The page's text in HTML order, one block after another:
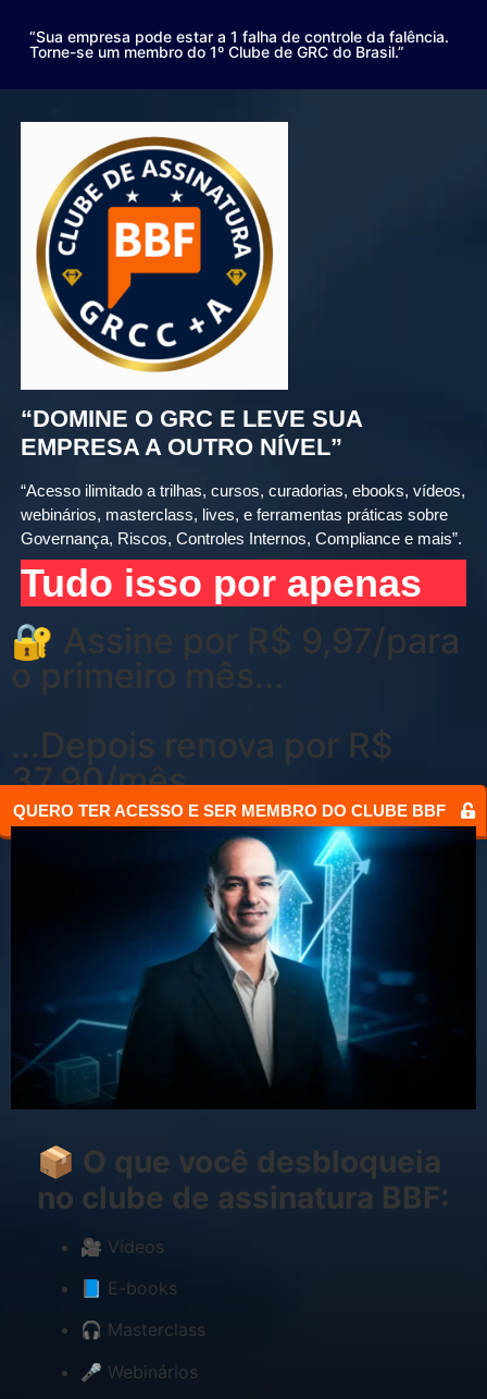
“Sua empresa pode estar a 1 falha de controle da falência.
Torne-se um membro do 1º Clube de GRC do Brasil.”
“DOMINE O GRC E LEVE SUA
EMPRESA A OUTRO NÍVEL”
“Acesso ilimitado a trilhas, cursos, curadorias, ebooks, vídeos,
webinários, masterclass, lives, e ferramentas práticas sobre
Governança, Riscos, Controles Internos, Compliance e mais”.
Tudo isso por apenas
🔐 Assine por R$ 9,97/para
o primeiro mês...
...Depois renova por R$
37,90/mês
QUERO TER ACESSO E SER MEMBRO DO CLUBE BBF
📦 O que você desbloqueia
no clube de assinatura BBF:
🎥 Vídeos
📘 E-books
🎧 Masterclass
🎤 Webinários